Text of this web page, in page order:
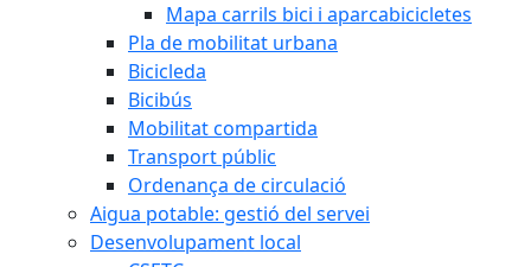
Mapa carrils bici i aparcabicicletes
Pla de mobilitat urbana
Bicicleda
Bicibús
Mobilitat compartida
Transport públic
Ordenança de circulació
Aigua potable: gestió del servei
Desenvolupament local